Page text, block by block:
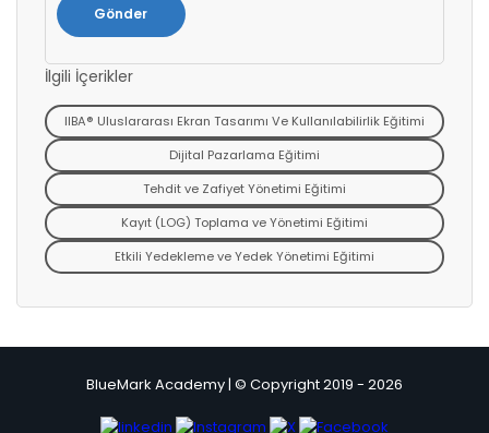
İlgili İçerikler
IIBA® Uluslararası Ekran Tasarımı Ve Kullanılabilirlik Eğitimi
Dijital Pazarlama Eğitimi
Tehdit ve Zafiyet Yönetimi Eğitimi
Kayıt (LOG) Toplama ve Yönetimi Eğitimi
Etkili Yedekleme ve Yedek Yönetimi Eğitimi
BlueMark Academy | © Copyright 2019 - 2026